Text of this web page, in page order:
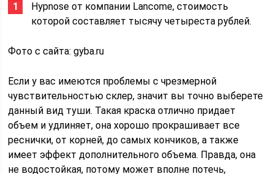
Hypnose от компании Lancome, стоимость
которой составляет тысячу четыреста рублей.
Фото с сайта: gyba.ru
Если у вас имеются проблемы с чрезмерной
чувствительностью склер, значит вы точно выберете
данный вид туши. Такая краска отлично придает
объем и удлиняет, она хорошо прокрашивает все
реснички, от корней, до самых кончиков, а также
имеет эффект дополнительного объема. Правда, она
не водостойкая, потому может вполне потечь,